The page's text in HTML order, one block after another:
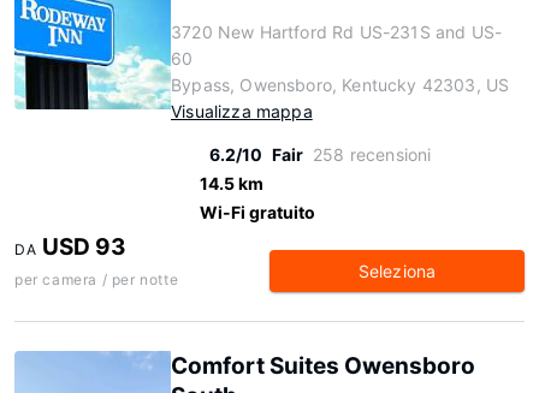
3720 New Hartford Rd US-231S and US-
60
Bypass, Owensboro, Kentucky 42303, US
Visualizza mappa
6.2/10 Fair 258 recensioni
14.5 km
Wi-Fi gratuito
DA USD 93
per camera / per notte Seleziona
Comfort Suites Owensboro